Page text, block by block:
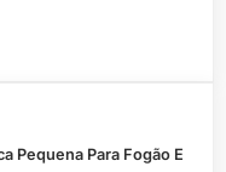
Pequena Para Fogão E